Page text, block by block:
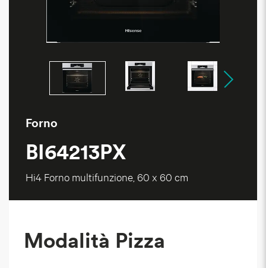
Forno
BI64213PX
Hi4 Forno multifunzione, 60 x 60 cm
Modalità Pizza